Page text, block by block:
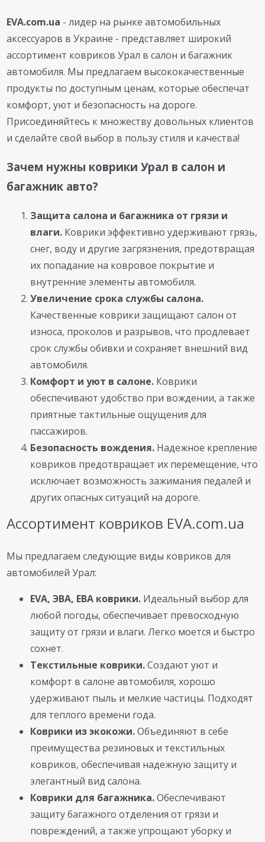
EVA.com.ua - лидер на рынке автомобильных
аксессуаров в Украине - представляет широкий
ассортимент ковриков Урал в салон и багажник
автомобиля. Мы предлагаем высококачественные
продукты по доступным ценам, которые обеспечат
комфорт, уют и безопасность на дороге.
Присоединяйтесь к множеству довольных клиентов
и сделайте свой выбор в пользу стиля и качества!
Зачем нужны коврики Урал в салон и
багажник авто?
Защита салона и багажника от грязи и
влаги. Коврики эффективно удерживают грязь,
снег, воду и другие загрязнения, предотвращая
их попадание на ковровое покрытие и
внутренние элементы автомобиля.
Увеличение срока службы салона.
Качественные коврики защищают салон от
износа, проколов и разрывов, что продлевает
срок службы обивки и сохраняет внешний вид
автомобиля.
Комфорт и уют в салоне. Коврики
обеспечивают удобство при вождении, а также
приятные тактильные ощущения для
пассажиров.
Безопасность вождения. Надежное крепление
ковриков предотвращает их перемещение, что
исключает возможность зажимания педалей и
других опасных ситуаций на дороге.
Ассортимент ковриков EVA.com.ua
Мы предлагаем следующие виды ковриков для
автомобилей Урал:
EVA, ЭВА, ЕВА коврики. Идеальный выбор для
любой погоды, обеспечивает превосходную
защиту от грязи и влаги. Легко моется и быстро
сохнет.
Текстильные коврики.Создают уют и
комфорт в салоне автомобиля, хорошо
удерживают пыль и мелкие частицы. Подходят
для теплого времени года.
Коврики из экокожи.Объединяют в себе
преимущества резиновых и текстильных
ковриков, обеспечивая надежную защиту и
элегантный вид салона.
Коврики для багажника.Обеспечивают
защиту багажного отделения от грязи и
повреждений, а также упрощают уборку и